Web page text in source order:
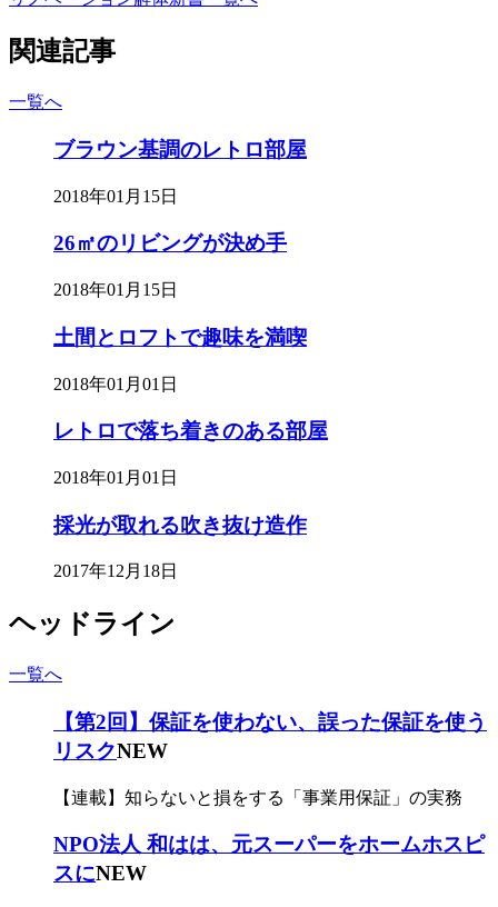
関連記事
一覧へ
ブラウン基調のレトロ部屋
2018年01月15日
26㎡のリビングが決め手
2018年01月15日
土間とロフトで趣味を満喫
2018年01月01日
レトロで落ち着きのある部屋
2018年01月01日
採光が取れる吹き抜け造作
2017年12月18日
ヘッドライン
一覧へ
【第2回】保証を使わない、誤った保証を使う
リスクNEW
【連載】知らないと損をする「事業用保証」の実務
NPO法人 和はは、元スーパーをホームホスピ
スにNEW